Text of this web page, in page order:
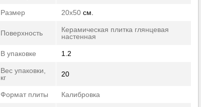
Размер 20x50 см.
Поверхность
Керамическая плитка глянцевая
настенная
В упаковке 1.2
Вес упаковки,
кг
20
Формат плиты Калибровка